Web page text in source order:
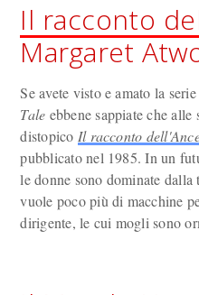
Il racconto
Margaret
Se avete visto e amato la
Tale ebbene sappiate che
distopico Il racconto
pubblicato nel 1985. In un
le donne sono dominate
vuole poco più di macchine
dirigente, le cui mogli sono